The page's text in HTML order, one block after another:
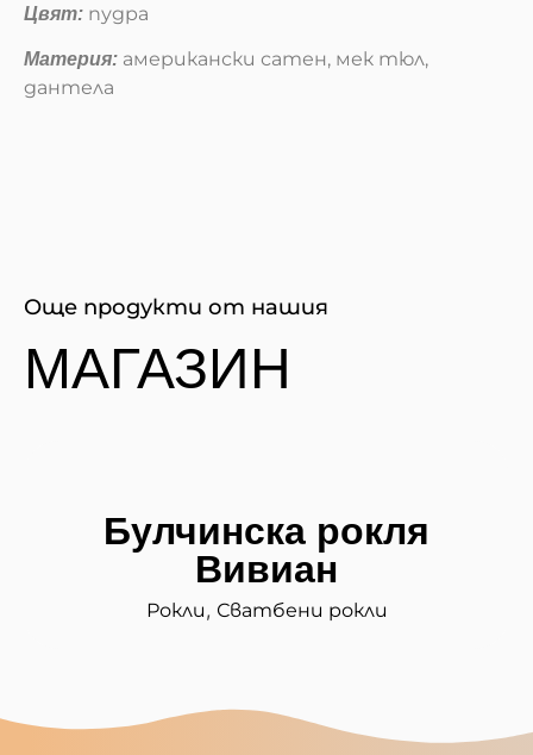
Цвят: пудра
Материя: американски сатен, мек тюл,
дантела
Още продукти от нашия
МАГАЗИН
Булчинска рокля
Вивиан
Рокли, Сватбени рокли